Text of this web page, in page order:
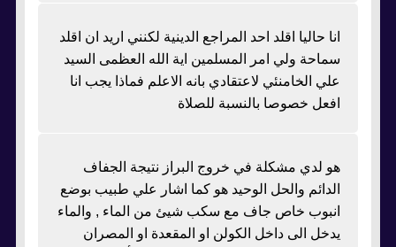
انا حاليا اقلد احد المراجع الدينية لكنني اريد ان اقلد
سماحة ولي امر المسلمين اية الله العظمى السيد
علي الخامنئي لاعتقادي بانه الاعلم فماذا يجب انا
افعل خصوصا بالنسبة للصلاة
هو لدي مشكلة في خروج البراز نتيجة الجفاف
الدائم والحل الوحيد هو كما اشار علي طبيب بوضع
انبوب خاص جاف مع سكب شيئ من الماء , والماء
يدخل الى داخل الكولن او المقعدة او المصران